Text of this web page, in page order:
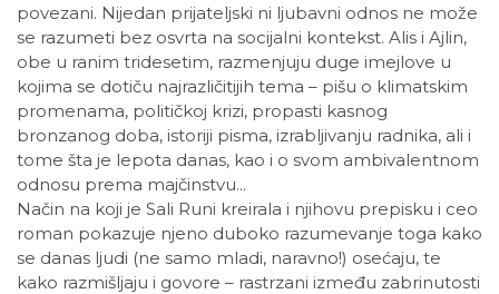
povezani. Nijedan prijateljski ni ljubavni odnos ne može
se razumeti bez osvrta na socijalni kontekst. Alis i Ajlin,
obe u ranim tridesetim, razmenjuju duge imejlove u
kojima se dotiču najrazličitijih tema – pišu o klimatskim
promenama, političkoj krizi, propasti kasnog
bronzanog doba, istoriji pisma, izrabljivanju radnika, ali i
tome šta je lepota danas, kao i o svom ambivalentnom
odnosu prema majčinstvu...
Način na koji je Sali Runi kreirala i njihovu prepisku i ceo
roman pokazuje njeno duboko razumevanje toga kako
se danas ljudi (ne samo mladi, naravno!) osećaju, te
kako razmišljaju i govore – rastrzani između zabrinutosti